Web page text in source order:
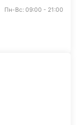
Пн-Вс: 09:00 - 21:00